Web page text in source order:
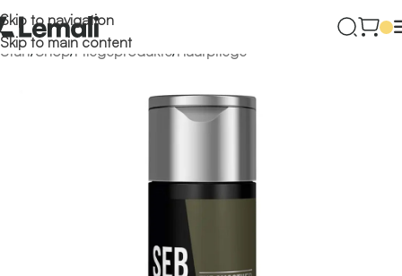
Skip to navigation
Skip to main content
Start/Shop/Pflegeprodukte/Haarpflege